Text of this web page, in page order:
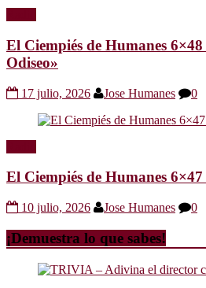
El Ciempiés de Humanes
Odiseo»
17 julio, 2026 Jose Humanes 0
El Ciempiés de Humanes
10 julio, 2026 Jose Humanes 0
¡Demuestra lo que sabes!